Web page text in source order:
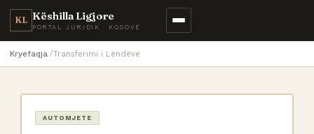
KL Këshilla Ligjore
PORTAL JURIDIK · KOSOVË
Kryefaqja Transferimi i Lëndëve
AUTOMJETE